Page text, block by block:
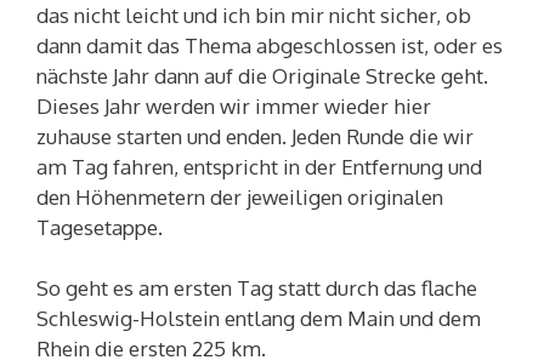
das nicht leicht und ich bin mir nicht sicher, ob
dann damit das Thema abgeschlossen ist, oder es
nächste Jahr dann auf die Originale Strecke geht.
Dieses Jahr werden wir immer wieder hier
zuhause starten und enden. Jeden Runde die wir
am Tag fahren, entspricht in der Entfernung und
den Höhenmetern der jeweiligen originalen
Tagesetappe.
So geht es am ersten Tag statt durch das flache
Schleswig-Holstein entlang dem Main und dem
Rhein die ersten 225 km.